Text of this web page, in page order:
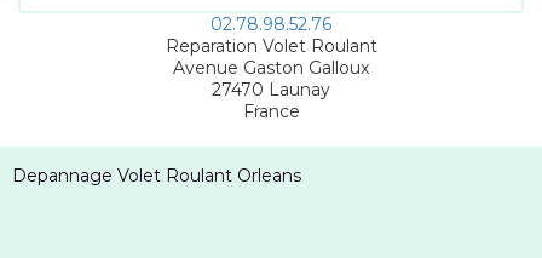
02.78.98.52.76
Reparation Volet Roulant
Avenue Gaston Galloux
27470 Launay
France
Depannage Volet Roulant Orleans